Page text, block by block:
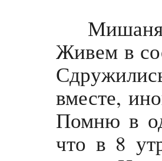
Мишаня
Живем в
вместе,
Помню в
что в 8